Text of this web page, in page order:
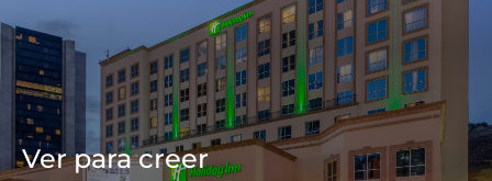
Ver para creer